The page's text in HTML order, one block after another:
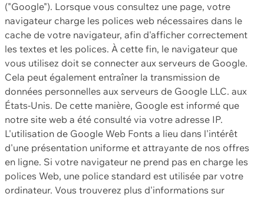
("Google"). Lorsque vous consultez une page, votre
navigateur charge les polices web nécessaires dans le
cache de votre navigateur, afin d'afficher correctement
les textes et les polices. À cette fin, le navigateur que
vous utilisez doit se connecter aux serveurs de Google.
Cela peut également entraîner la transmission de
données personnelles aux serveurs de Google LLC. aux
États-Unis. De cette manière, Google est informé que
notre site web a été consulté via votre adresse IP.
L'utilisation de Google Web Fonts a lieu dans l'intérêt
d'une présentation uniforme et attrayante de nos offres
en ligne. Si votre navigateur ne prend pas en charge les
polices Web, une police standard est utilisée par votre
ordinateur. Vous trouverez plus d'informations sur